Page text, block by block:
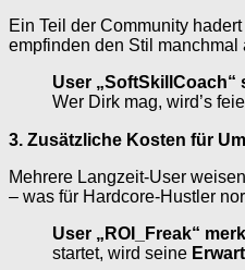
Ein Teil der Community
empfinden den Stil manchmal
User „SoftSkillCoach“
Wer Dirk mag, wird’s
3. Zusätzliche Kosten für
Mehrere Langzeit-User
– was für Hardcore-Hustler
User „ROI_Freak“
startet, wird seine